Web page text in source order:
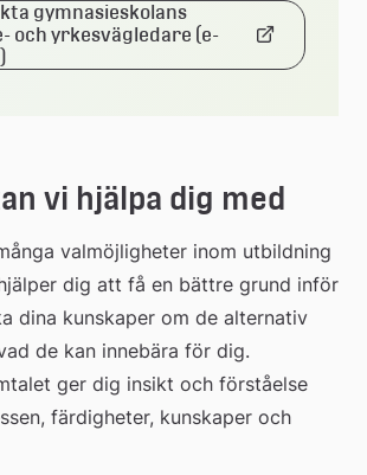
gymnasieskolans
och yrkesvägledare (e-
Länk
webbplats
vi hjälpa dig med
valmöjligheter inom utbildning
dig att få en bättre grund inför
dina kunskaper om de alternativ
de kan innebära för dig.
ger dig insikt och förståelse
färdigheter, kunskaper och